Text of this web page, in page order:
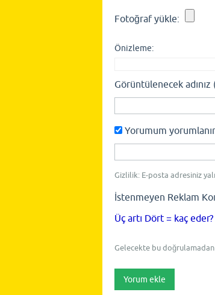
Fotoğraf yükle:
Önizleme:
Görüntülenecek adınız
Yorumum
Gizlilik: E-posta adresiniz
İstenmeyen Reklam
Üç artı Dört = kaç eder?
Gelecekte bu